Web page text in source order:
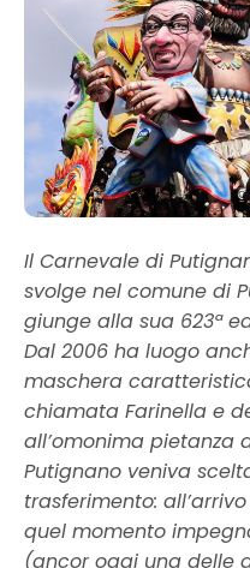
Il Carnevale di
svolge nel comune di
giunge alla sua 623ª
Dal 2006 ha luogo
maschera
chiamata Farinella e
all’omonima pietanza
Putignano veniva
trasferimento:
quel momento
(ancor oggi una delle